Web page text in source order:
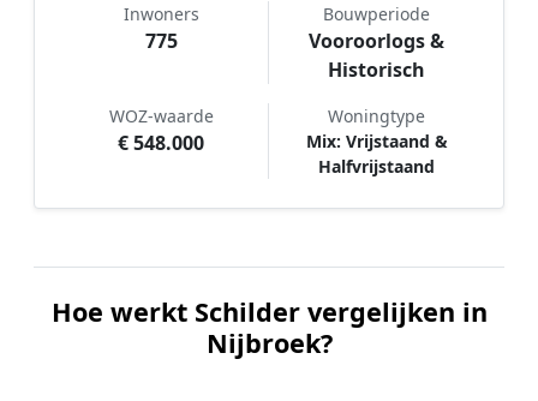
Inwoners
775
Bouwperiode
Vooroorlogs &
Historisch
WOZ-waarde
€ 548.000
Woningtype
Mix: Vrijstaand &
Halfvrijstaand
Hoe werkt Schilder vergelijken in
Nijbroek?